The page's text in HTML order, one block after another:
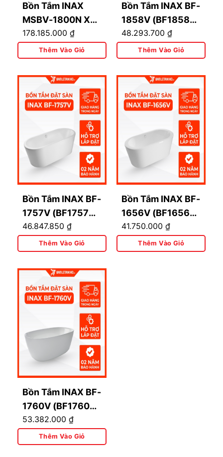
Bồn Tắm INAX
MSBV-1800N Xây
Massage 1.8M
178.185.000 ₫
Thêm Vào Giỏ
Bồn Tắm INAX BF-
1858V (BF1858V)
Đặt Sàn Lập Thể
1.8M
48.293.700 ₫
Thêm Vào Giỏ
Bồn Tắm INAX BF-
1757V (BF1757V)
Đặt Sàn Lập Thể
1.75M
46.847.850 ₫
Thêm Vào Giỏ
Bồn Tắm INAX BF-
1656V (BF1656V)
Đặt Sàn Dài 1.6M
41.750.000 ₫
Thêm Vào Giỏ
Bồn Tắm INAX BF-
1760V (BF1760V)
Đặt Sàn Dài 1.7M
53.382.000 ₫
Thêm Vào Giỏ